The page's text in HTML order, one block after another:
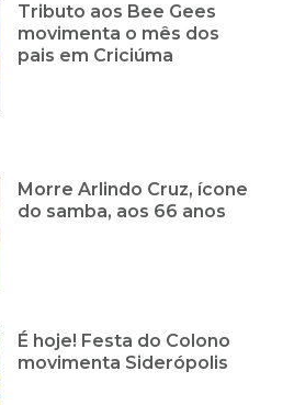
Tributo aos Bee Gees
movimenta o mês dos
pais em Criciúma
Morre Arlindo Cruz, ícone
do samba, aos 66 anos
É hoje! Festa do Colono
movimenta Siderópolis